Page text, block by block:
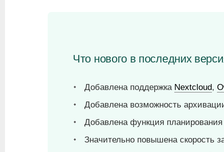
Что нового в последних
Добавлена поддержка Nextcloud,
Добавлена возможность
Добавлена функция планирования
Значительно повышена скорость